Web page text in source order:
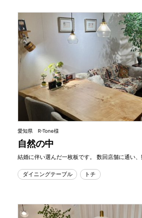
愛知県 R-Tone様
自然の中
結婚に伴い選んだ一枚板です。 数回店舗に通い
ダイニングテーブル トチ